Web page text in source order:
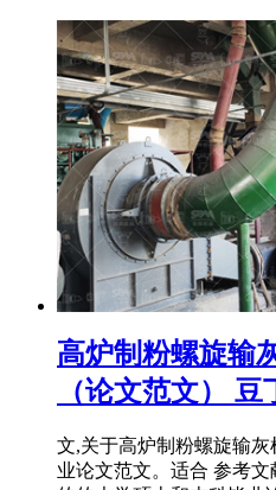
高炉制粉螺旋输
（论文范文） 豆
文,关于高炉制粉螺旋输
业论文范文。适合 参考